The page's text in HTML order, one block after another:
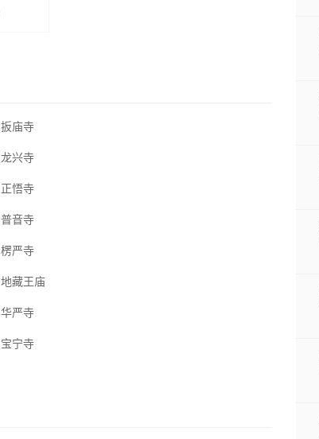
扳庙寺
龙兴寺
正悟寺
普音寺
楞严寺
地藏王庙
华严寺
宝宁寺